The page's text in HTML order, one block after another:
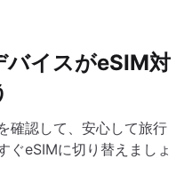
バイスがeSIM対
確認して、安心して旅行
ぐeSIMに切り替えましょ